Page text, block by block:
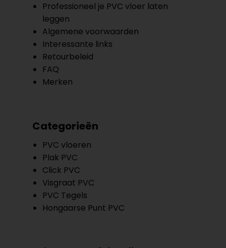
Professioneel je PVC vloer laten
leggen
Algemene voorwaarden
Interessante links
Retourbeleid
FAQ
Merken
Categorieën
PVC vloeren
Plak PVC
Click PVC
Visgraat PVC
PVC Tegels
Hongaarse Punt PVC